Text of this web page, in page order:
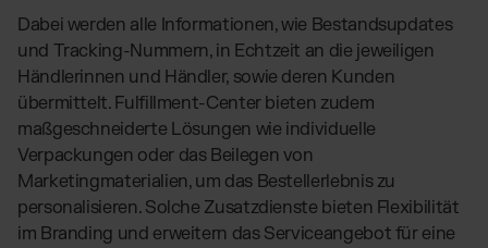
Dabei werden alle Informationen, wie Bestandsupdates
und Tracking-Nummern, in Echtzeit an die jeweiligen
Händlerinnen und Händler, sowie deren Kunden
übermittelt. Fulfillment-Center bieten zudem
maßgeschneiderte Lösungen wie individuelle
Verpackungen oder das Beilegen von
Marketingmaterialien, um das Bestellerlebnis zu
personalisieren. Solche Zusatzdienste bieten Flexibilität
im Branding und erweitern das Serviceangebot für eine